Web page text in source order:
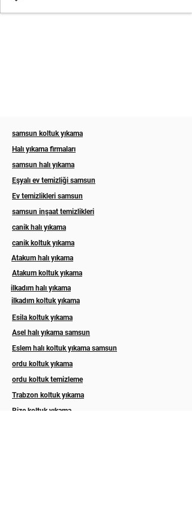
samsun koltuk yıkama
Halı yıkama firmaları
samsun halı yıkama
Eşyalı ev temizliği samsun
Ev temizlikleri samsun
samsun inşaat temizlikleri
canik halı yıkama
canik koltuk yıkama
Atakum halı yıkama
Atakum koltuk yıkama
ilkadım halı yıkama
ilkadım koltuk yıkama
Esila koltuk yıkama
Asel halı yıkama samsun
Eslem halı koltuk yıkama samsun
ordu koltuk yıkama
ordu koltuk temizleme
Trabzon koltuk yıkama
Rize koltuk yıkama